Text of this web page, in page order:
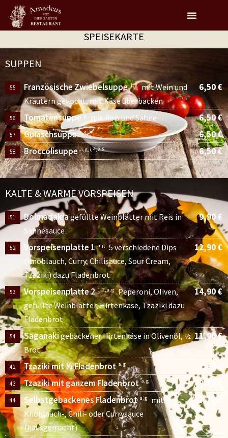
SPEISEKARTE
SUPPEN
55 Französische Zwiebelsuppe 1, g mit Wein und
Kräutern gekocht, mit Käse überbacken
6,50 €
56 Tomatensuppe g mit Reis und Sahne 6,50 €
57 Gulaschsuppe a, 4, 2 6,50 €
58 Broccolisuppe a, g, i, 4, 2, 8 6,50 €
KALTE & WARME VORSPEISEN
51 Dolmadakiagefüllte Weinblätter mit Reis in
Sahnesauce
9,90 €
52 Vorspeisenplatte 1 a, g
5 verschiedene Dips
(Knoblauch, Curry, Chilisauce, Sour Cream,
Tzaziki) dazu Fladenbrot
12,90 €
53 Vorspeisenplatte 2 1, 2, a, g Peperoni, Oliven,
gefüllte Weinblätter, Hirtenkäse, Tzaziki dazu
Fladenbrot
14,90 €
54 Saganakigebackener Hirtenkäse in Olivenöl, ½
Brot
11,90 €
42 Tzaziki mit ½ Fladenbrot a, g 7,60 €
43 Tzaziki mit ganzem Fladenbrot a, g 9,50 €
44 Selbstgebackenes Fladenbrot a, g
mit
Knoblauch-, Chili- oder Currysauce
(hausgemacht)
7,70 €